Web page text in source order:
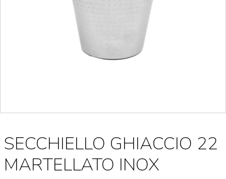
SECCHIELLO GHIACCIO 22
MARTELLATO INOX